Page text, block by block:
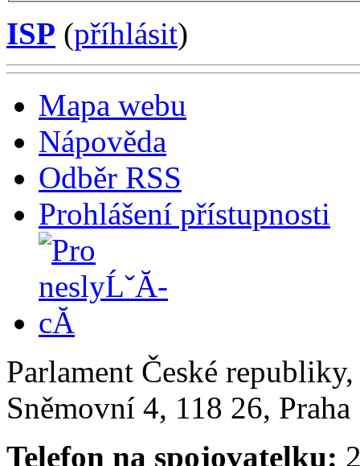
ISP (příhlásit)
Mapa webu
Nápověda
Odběr RSS
Prohlášení přístupnosti
Parlament České
Sněmovní 4, 118 26,
Telefon na spojovatelku: